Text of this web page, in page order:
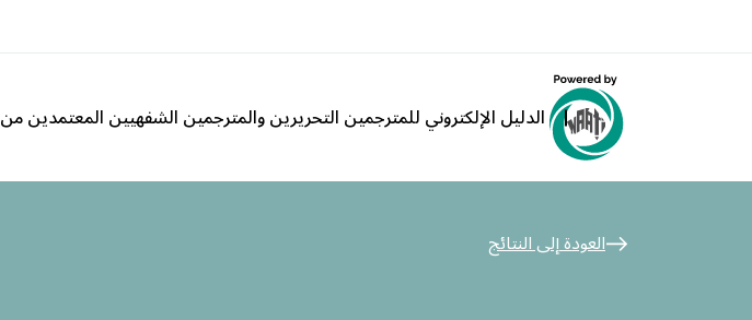
الدليل الإلكتروني للمترجمين التحريرين والمترجمين الشفهيين المعتمدين من NAATI
العودة إلى النتائج